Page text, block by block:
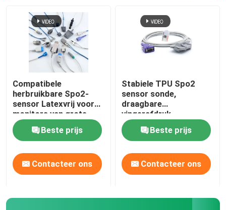
Compatibele
herbruikbare Spo2-
sensor Latexvrij voor
monitors van grote
merken
Beste prijs
Contacteer ons
Stabiele TPU Spo2
sensor sonde,
draagbare
vingerafdruk
pulsoximeter
Beste prijs
Contacteer ons